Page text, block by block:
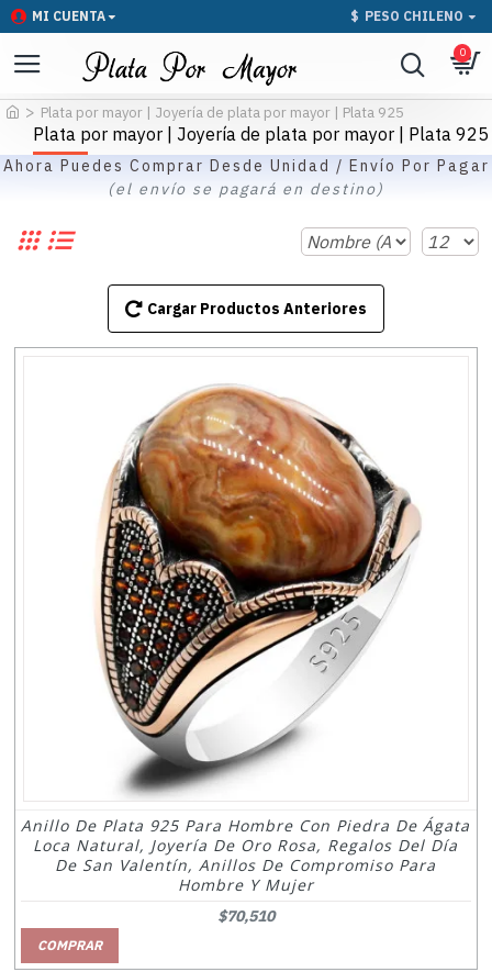
MI CUENTA $ PESO CHILENO
0
Plata por mayor | Joyería de plata por mayor | Plata 925
Plata por mayor | Joyería de plata por mayor | Plata 925
Ahora Puedes Comprar Desde Unidad / Envío Por Pagar
(el envío se pagará en destino)
Cargar Productos Anteriores
Anillo De Plata 925 Para Hombre Con Piedra De Ágata
Loca Natural, Joyería De Oro Rosa, Regalos Del Día
De San Valentín, Anillos De Compromiso Para
Hombre Y Mujer
$70,510
COMPRAR